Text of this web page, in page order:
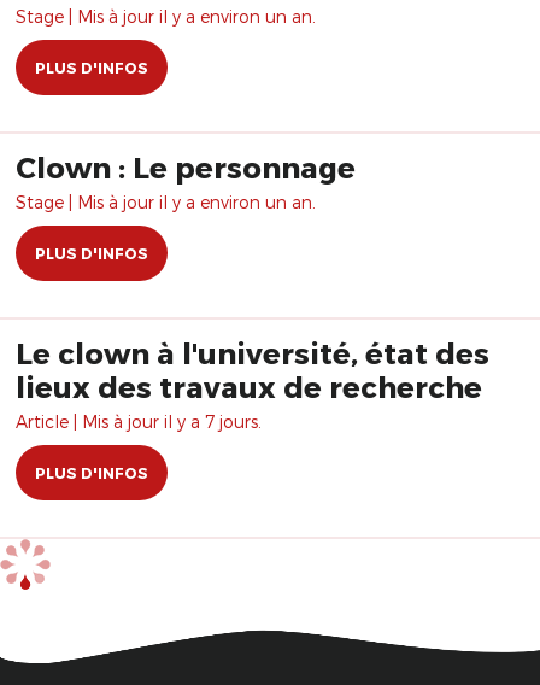
Stage | Mis à jour il y a environ un an.
PLUS D'INFOS
Clown : Le personnage
Stage | Mis à jour il y a environ un an.
PLUS D'INFOS
Le clown à l'université, état des
lieux des travaux de recherche
Article | Mis à jour il y a 7 jours.
PLUS D'INFOS